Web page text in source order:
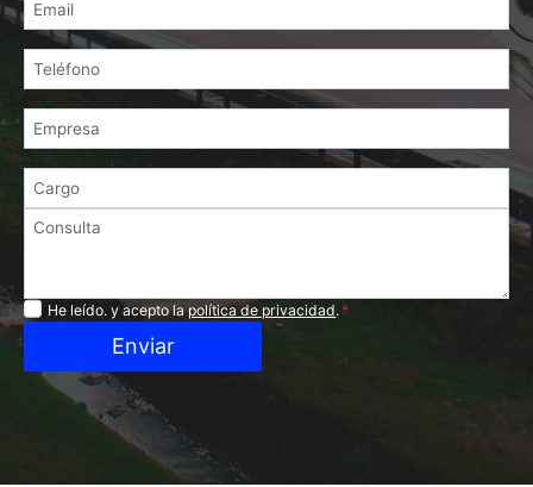
Privacidad
He leído. y acepto lapolítica de privacidad. *
Enviar